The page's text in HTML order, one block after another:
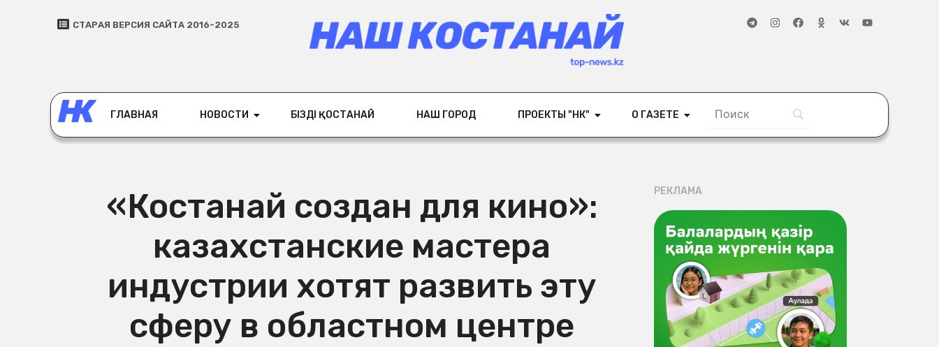
СТАРАЯ ВЕРСИЯ САЙТА 2016-2025
ГЛАВНАЯ НОВОСТИ БІЗДІҢ ҚОСТАНАЙ НАШ ГОРОД ПРОЕКТЫ "НК" О ГАЗЕТЕ
«Костанай создан для кино»:
казахстанские мастера
индустрии хотят развить эту
сферу в областном центре
РЕКЛАМА